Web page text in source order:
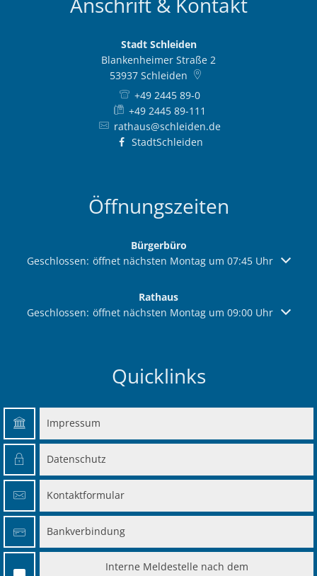
Stadt Schleiden
Blankenheimer Straße 2
53937 Schleiden
+49 2445 89-0
+49 2445 89-111
rathaus@schleiden.de
StadtSchleiden
Öffnungszeiten
Bürgerbüro
Klicken, um weitere Öffnungs- oder Schließzeiten
Geschlossen: öffnet nächsten Montag um 07:45 Uhr
Rathaus
Klicken, um weitere Öffnungs- oder Schließzeiten
Geschlossen: öffnet nächsten Montag um 09:00 Uhr
Quicklinks
Impressum
Datenschutz
Kontaktformular
Bankverbindung
Interne Meldestelle nach dem